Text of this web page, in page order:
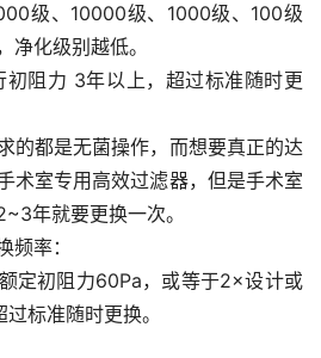
级、10000级、1000级、100级
净化级别越低。
阻力 3年以上，超过标准随时更
的都是无菌操作，而想要真正的达
术室专用高效过滤器，但是手术室
年就要更换一次。
率：
定初阻力60Pa，或等于2×设计或
标准随时更换。